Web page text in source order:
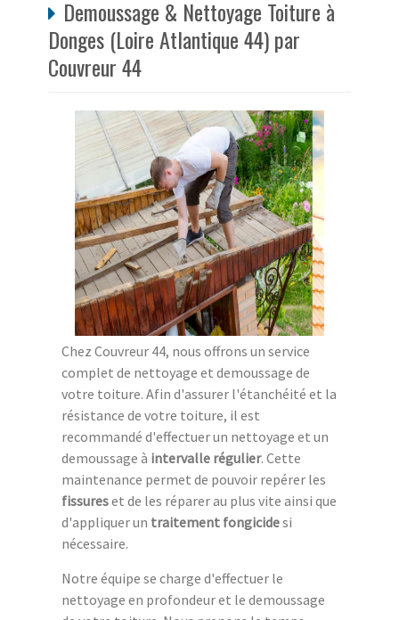
Demoussage & Nettoyage Toiture à
Donges (Loire Atlantique 44) par
Couvreur 44
Chez Couvreur 44, nous offrons un service
complet de nettoyage et demoussage de
votre toiture. Afin d'assurer l'étanchéité et la
résistance de votre toiture, il est
recommandé d'effectuer un nettoyage et un
demoussage à intervalle régulier. Cette
maintenance permet de pouvoir repérer les
fissureset de les réparer au plus vite ainsi que
d'appliquer un traitement fongicidesi
nécessaire.
Notre équipe se charge d'effectuer le
nettoyage en profondeur et le demoussage